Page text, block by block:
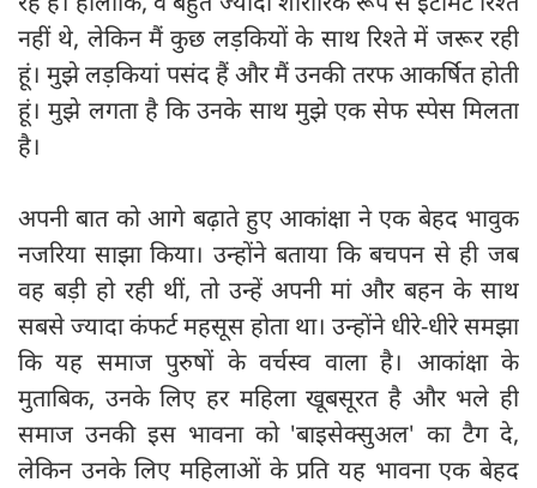
नहीं थे, लेकिन मैं कुछ लड़कियों के साथ रिश्ते में जरूर रही
हूं। मुझे लड़कियां पसंद हैं और मैं उनकी तरफ आकर्षित होती
हूं। मुझे लगता है कि उनके साथ मुझे एक सेफ स्पेस मिलता
है।
अपनी बात को आगे बढ़ाते हुए आकांक्षा ने एक बेहद भावुक
नजरिया साझा किया। उन्होंने बताया कि बचपन से ही जब
वह बड़ी हो रही थीं, तो उन्हें अपनी मां और बहन के साथ
सबसे ज्यादा कंफर्ट महसूस होता था। उन्होंने धीरे-धीरे समझा
कि यह समाज पुरुषों के वर्चस्व वाला है। आकांक्षा के
मुताबिक, उनके लिए हर महिला खूबसूरत है और भले ही
समाज उनकी इस भावना को 'बाइसेक्सुअल' का टैग दे,
लेकिन उनके लिए महिलाओं के प्रति यह भावना एक बेहद